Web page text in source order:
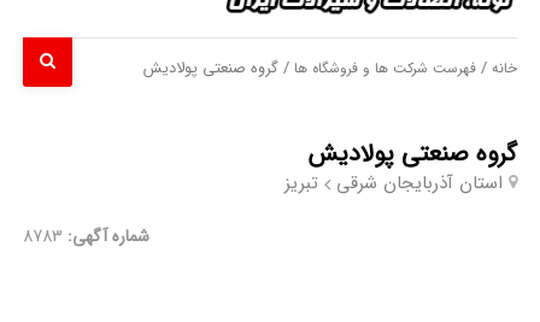
خانه /فهرست شرکت ها و فروشگاه ها / گروه صنعتی پولادیش
گروه صنعتی پولادیش
استان آذربایجان شرقی تبریز
شماره آگهی: 8783